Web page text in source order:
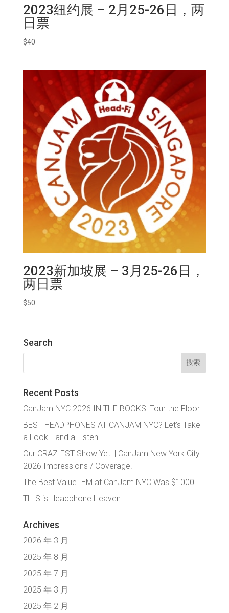
2023纽约展 – 2月25-26日，两
日票
$40
2023新加坡展 – 3月25-26日，
两日票
$50
Search
搜
Recent Posts
CanJam NYC 2026 IN THE BOOKS! Tour the Floor
BEST HEADPHONES AT CANJAM NYC? Let’s Take
a Look… and a Listen
Our CRAZIEST Show Yet. | CanJam New York City
2026 Impressions / Coverage!
The Best Value IEM at CanJam NYC Was $1000…
THIS is Headphone Heaven
Archives
2026 年 3 月
2025 年 8 月
2025 年 7 月
2025 年 3 月
2025 年 2 月